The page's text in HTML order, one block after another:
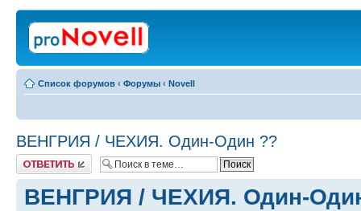
Список форумов ‹ Форумы ‹ Novell
ВЕНГРИЯ / ЧЕХИЯ. Один-Один ??
Ответить
ВЕНГРИЯ / ЧЕХИЯ. Один-